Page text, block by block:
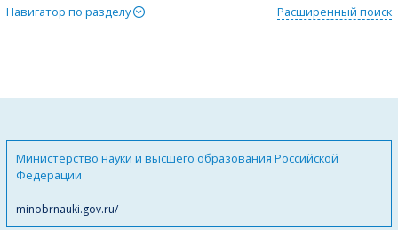
Навигатор по разделу Расширенный поиск
Министерство науки и высшего образования Российской
Федерации
minobrnauki.gov.ru/